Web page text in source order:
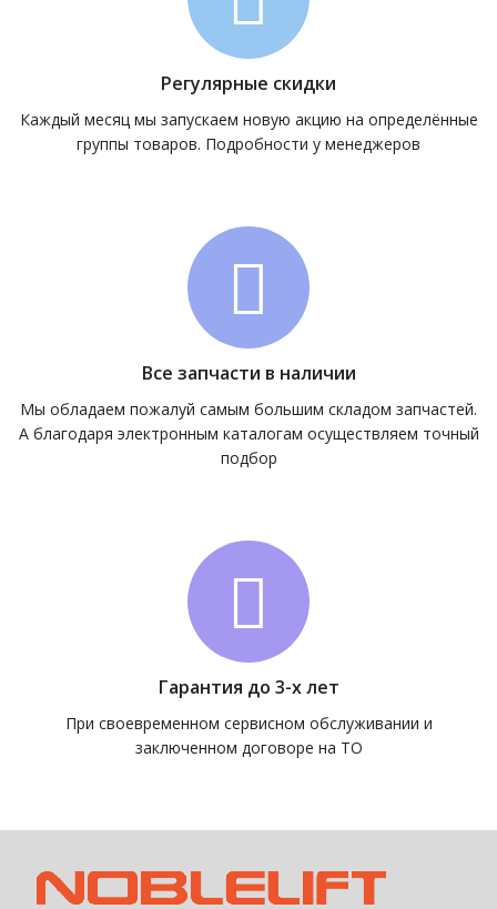
Регулярные скидки
Каждый месяц мы запускаем новую акцию на определённые
группы товаров. Подробности у менеджеров
Все запчасти в наличии
Мы обладаем пожалуй самым большим складом запчастей.
А благодаря электронным каталогам осуществляем точный
подбор
Гарантия до 3-х лет
При своевременном сервисном обслуживании и
заключенном договоре на ТО